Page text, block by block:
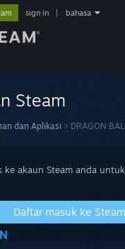
sign in bahasa
Steam
dan Aplikasi > DRAGON
ke akaun Steam anda
Daftar masuk ke Steam